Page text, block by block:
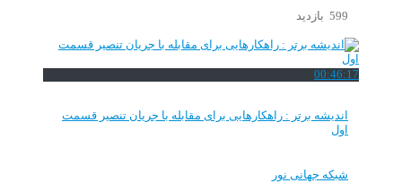
599 بازدید
00:46:17
اندیشه برتر : راهکارهایی برای مقابله با جریان تنصیر قسمت
اول
شبکه جهانی نور